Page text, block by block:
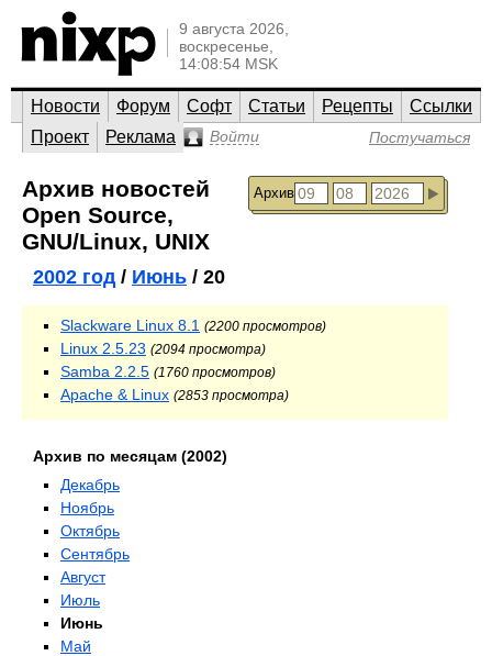
9 августа 2026,
воскресенье,
14:08:54 MSK
Новости Форум Софт Статьи Рецепты
Ссылки
Проект
Реклама Войти Постучаться
Архив
Архив новостей
Open Source,
GNU/Linux, UNIX
2002 год/ Июнь / 20
Slackware Linux 8.1 (2200 просмотров)
Linux 2.5.23 (2094 просмотра)
Samba 2.2.5 (1760 просмотров)
Apache & Linux (2853 просмотра)
Архив по месяцам (2002)
Декабрь
Ноябрь
Октябрь
Сентябрь
Август
Июль
Июнь
Май